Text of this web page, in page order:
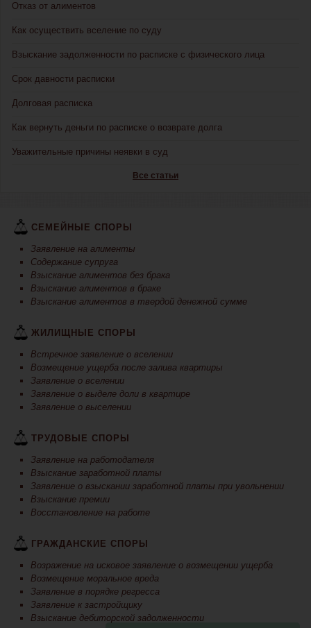
Отказ от алиментов
Как осуществить вселение по суду
Взыскание задолженности по расписке с физического лица
Срок давности расписки
Долговая расписка
Как вернуть деньги по расписке о возврате долга
Уважительные причины неявки в суд
Все статьи
СЕМЕЙНЫЕ СПОРЫ
Заявление на алименты
Содержание супруга
Взыскание алиментов без брака
Взыскание алиментов в браке
Взыскание алиментов в твердой денежной сумме
ЖИЛИЩНЫЕ СПОРЫ
Встречное заявление о вселении
Возмещение ущерба после залива квартиры
Заявление о вселении
Заявление о выделе доли в квартире
Заявление о выселении
ТРУДОВЫЕ СПОРЫ
Заявление на работодателя
Взыскание заработной платы
Заявление о взыскании заработной платы при увольнении
Взыскание премии
Восстановление на работе
ГРАЖДАНСКИЕ СПОРЫ
Возражение на исковое заявление о возмещении ущерба
Возмещение моральное вреда
Заявление в порядке регресса
Заявление к застройщику
Взыскание дебиторской задолженности